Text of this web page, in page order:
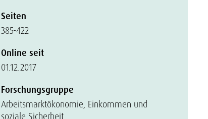
Seiten
385-422
Online seit
01.12.2017
Forschungsgruppe
Arbeitsmarktökonomie, Einkommen und
soziale Sicherheit